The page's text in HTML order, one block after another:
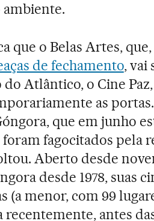
que o Belas Artes,
de fechamento, vai
Atlântico, o Cine
as
que em junho
foram fagocitados pela
Aberto desde
desde 1978, suas
(a menor, com 99
recentemente, antes